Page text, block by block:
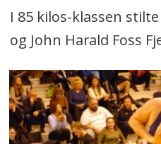
I 85 kilos-klassen
og John Harald Foss